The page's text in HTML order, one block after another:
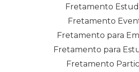
Fretamento
Fretamento
Fretamento para
Fretamento para
Fretamento